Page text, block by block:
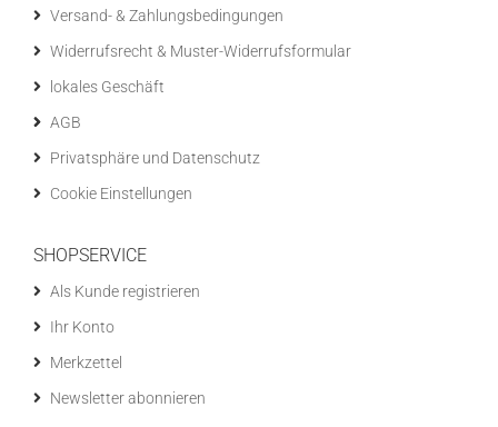
Versand- & Zahlungsbedingungen
Widerrufsrecht & Muster-Widerrufsformular
lokales Geschäft
AGB
Privatsphäre und Datenschutz
Cookie Einstellungen
SHOPSERVICE
Als Kunde registrieren
Ihr Konto
Merkzettel
Newsletter abonnieren